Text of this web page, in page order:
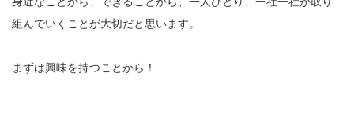
組んでいくことが大切だと思います。
まずは興味を持つことから！